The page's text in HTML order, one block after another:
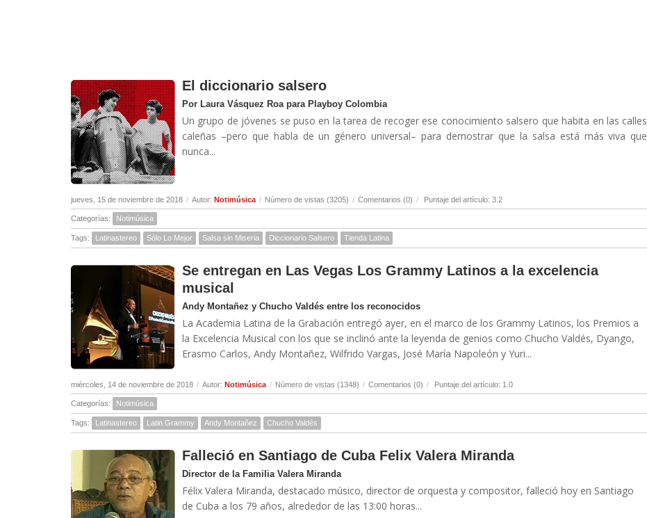
El diccionario salsero
Por Laura Vásquez Roa para Playboy Colombia
Un grupo de jóvenes se puso en la tarea de recoger ese conocimiento salsero que habita en las calles
caleñas –pero que habla de un género universal– para demostrar que la salsa está más viva que
nunca...
jueves, 15 de noviembre de 2018 / Autor: Notimúsica / Número de vistas (3205) / Comentarios (0) / Puntaje del artículo: 3.2
Categorías: Notimúsica
Tags: Latinastereo Sólo Lo Mejor Salsa sin Miseria Diccionario Salsero Tienda Latina
Se entregan en Las Vegas Los Grammy Latinos a la excelencia
musical
Andy Montañez y Chucho Valdés entre los reconocidos
La Academia Latina de la Grabación entregó ayer, en el marco de los Grammy Latinos, los Premios a
la Excelencia Musical con los que se inclinó ante la leyenda de genios como Chucho Valdés, Dyango,
Erasmo Carlos, Andy Montañez, Wilfrido Vargas, José María Napoleón y Yuri...
miércoles, 14 de noviembre de 2018 / Autor: Notimúsica / Número de vistas (1348) / Comentarios (0) / Puntaje del artículo: 1.0
Categorías: Notimúsica
Tags: Latinastereo Latin Grammy Andy Montañez Chucho Valdés
Falleció en Santiago de Cuba Felix Valera Miranda
Director de la Familia Valera Miranda
Félix Valera Miranda, destacado músico, director de orquesta y compositor, falleció hoy en Santiago
de Cuba a los 79 años, alrededor de las 13:00 horas...